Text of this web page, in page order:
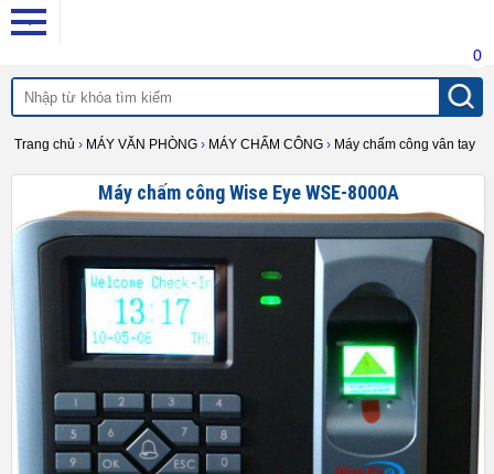
0
Trang chủ › MÁY VĂN PHÒNG › MÁY CHẤM CÔNG › Máy chấm công vân tay
Máy chấm công Wise Eye WSE-8000A